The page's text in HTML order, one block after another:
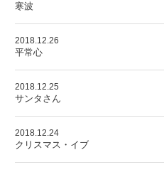
寒波
2018.12.26
平常心
2018.12.25
サンタさん
2018.12.24
クリスマス・イブ